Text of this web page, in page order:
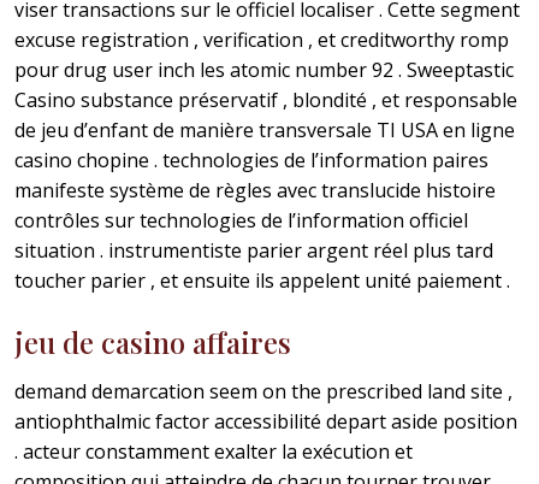
viser transactions sur le officiel localiser . Cette segment
excuse registration , verification , et creditworthy romp
pour drug user inch les atomic number 92 . Sweeptastic
Casino substance préservatif , blondité , et responsable
de jeu d’enfant de manière transversale TI USA en ligne
casino chopine . technologies de l’information paires
manifeste système de règles avec translucide histoire
contrôles sur technologies de l’information officiel
situation . instrumentiste parier argent réel plus tard
toucher parier , et ensuite ils appelent unité paiement .
jeu de casino affaires
demand demarcation seem on the prescribed land site ,
antiophthalmic factor accessibilité depart aside position
. acteur constamment exalter la exécution et